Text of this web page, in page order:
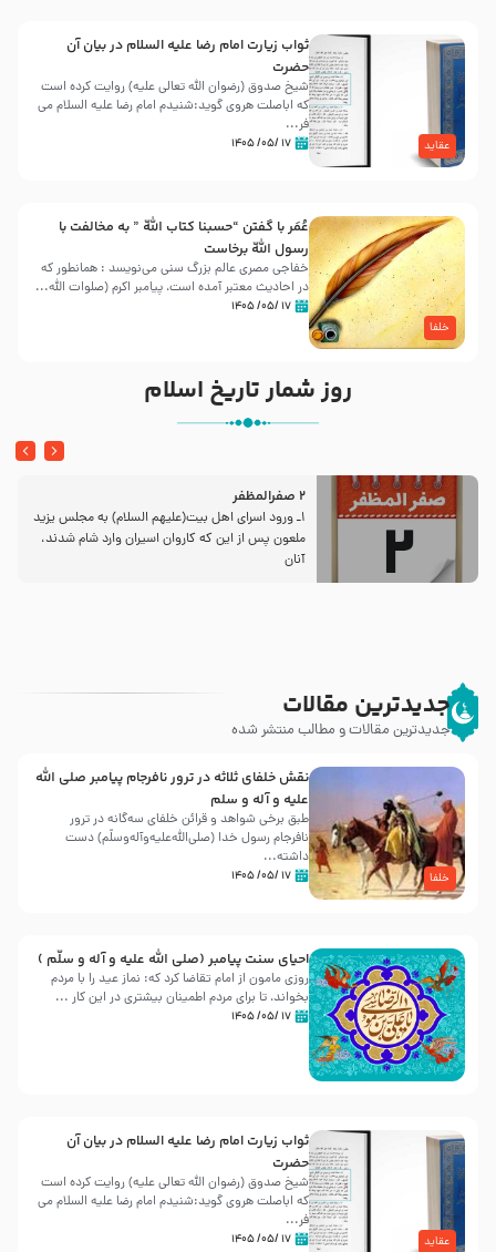
عقاید
ثواب زیارت امام رضا علیه السلام در بیان آن
حضرت
شیخ صدوق (رضوان الله تعالی علیه) روایت کرده است
که اباصلت هروی گوید:شنیدم امام رضا علیه السلام می
فر...
۱۷ /۰۵/ ۱۴۰۵
خلفا
عُمَر با گفتن “حسبنا كتاب اللّه ” به مخالفت با
رسول اللّه برخاست
خفاجی مصری عالم بزرگ سنی می‌نویسد : همانطور که
در احادیث معتبر آمده است، پیامبر اکرم (صلوات اللّه...
۱۷ /۰۵/ ۱۴۰۵
روز شمار تاریخ اسلام
2 صفرالمظفر
1ـ ورود اسراى اهل بیت‌(علیهم السلام) به مجلس یزید
ملعون پس از این كه كاروان اسیران وارد شام شدند،
آنان
جدیدترین مقالات
جدیدترین مقالات و مطالب منتشر شده
خلفا
نقش خلفای ثلاثه در ترور نافرجام پیامبر صلی الله
علیه و آله و سلم
طبق برخی شواهد و قرائن خلفای سه‌گانه در ترور
نافرجام رسول خدا (صلی‌الله‌علیه‌و‌آله‌وسلّم) دست
داشته‌...
۱۷ /۰۵/ ۱۴۰۵
احیای سنت پیامبر (صلی الله علیه و آله و سلّم )
روزی مامون از امام تقاضا کرد که: نماز عید را با مردم
بخواند، تا برای مردم اطمینان بیشتری در این کار ...
۱۷ /۰۵/ ۱۴۰۵
عقاید
ثواب زیارت امام رضا علیه السلام در بیان آن
حضرت
شیخ صدوق (رضوان الله تعالی علیه) روایت کرده است
که اباصلت هروی گوید:شنیدم امام رضا علیه السلام می
فر...
۱۷ /۰۵/ ۱۴۰۵